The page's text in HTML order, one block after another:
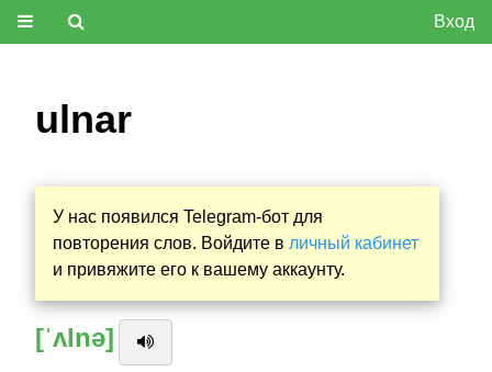
Вход
ulnar
У нас появился Telegram-бот для
повторения слов. Войдите в личный кабинет
и привяжите его к вашему аккаунту.
[ˈʌlnə]